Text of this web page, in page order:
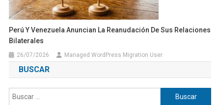
Perú Y Venezuela Anuncian La Reanudación De Sus Relaciones
Bilaterales
26/07/2026 Managed WordPress Migration User
BUSCAR
Buscar: